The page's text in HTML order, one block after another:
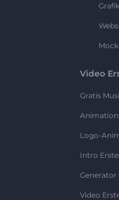
Video
Gratis
Logo-
Intro
Generator
Video